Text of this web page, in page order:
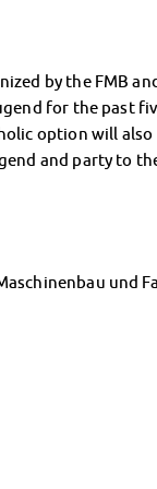
by the FMB
for the past
option will
and party to
und